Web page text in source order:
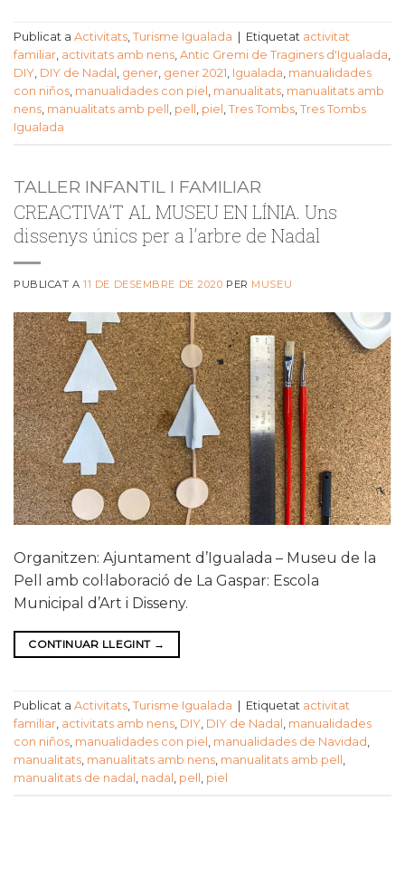
Publicat a Activitats, Turisme Igualada Etiquetat activitat
familiar, activitats amb nens, Antic Gremi de Traginers d'Igualada,
DIY, DIY de Nadal , gener, gener 2021, Igualada, manualidades
con niños, manualidades con piel , manualitats, manualitats amb
nens, manualitats amb pell , pell , piel , Tres Tombs, Tres Tombs
Igualada
TALLER INFANTIL I FAMILIAR
CREACTIVA’T AL MUSEU EN LÍNIA. Uns
dissenys únics per a l’arbre de Nadal
PUBLICAT A11 DE DESEMBRE DE 2020 PER MUSEU
Organitzen: Ajuntament d’Igualada – Museu de la
Pell amb col·laboració de La Gaspar: Escola
Municipal d’Art i Disseny.
CONTINUAR LLEGINT →
Publicat a Activitats Turisme Igualada Etiquetat activitat
familiar activitats amb nens DIY DIY de Nadal
manualidades
con niños manualidades con piel manualidades de Navidad
manualitats manualitats amb nens manualitats amb pell
manualitats de nadal
nadal pell piel